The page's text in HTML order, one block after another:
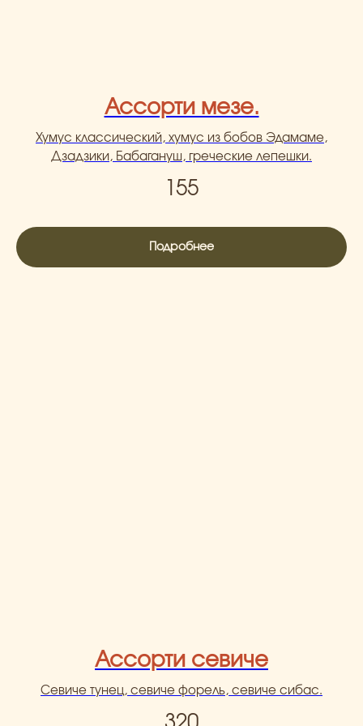
Ассорти мезе.
Хумус классический, хумус из бобов Эдамаме,
Дзадзики, Бабагануш, греческие лепешки.
155
Подробнее
Ассорти севиче
Севиче тунец, севиче форель, севиче сибас.